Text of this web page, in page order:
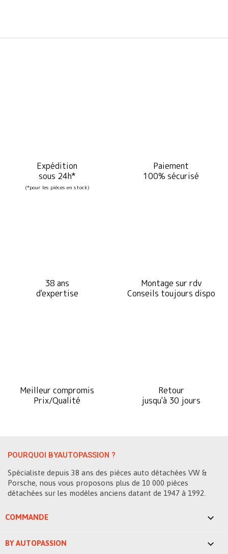
Expédition
sous 24h*
(*pour les pièces en stock)
Paiement
100% sécurisé
38 ans
d'expertise
Montage sur rdv
Conseils toujours dispo
Meilleur compromis
Prix/Qualité
Retour
jusqu'à 30 jours
POURQUOI BYAUTOPASSION ?
Spécialiste depuis 38 ans des pièces auto détachées VW &
Porsche, nous vous proposons plus de 10 000 pièces
détachées sur les modèles anciens datant de 1947 à 1992.
COMMANDE 
BY AUTOPASSION 